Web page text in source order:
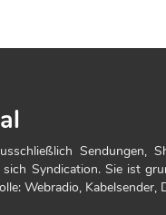
Syndication. Sie ist
Webradio,